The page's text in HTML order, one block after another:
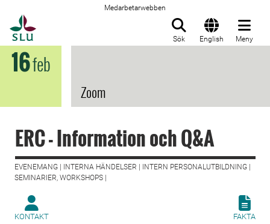
Medarbetarwebben
Sök English Meny
16feb
Zoom
ERC - Information och Q&A
EVENEMANG | INTERNA HÄNDELSER | INTERN PERSONALUTBILDNING |
SEMINARIER, WORKSHOPS |
KONTAKT FAKTA